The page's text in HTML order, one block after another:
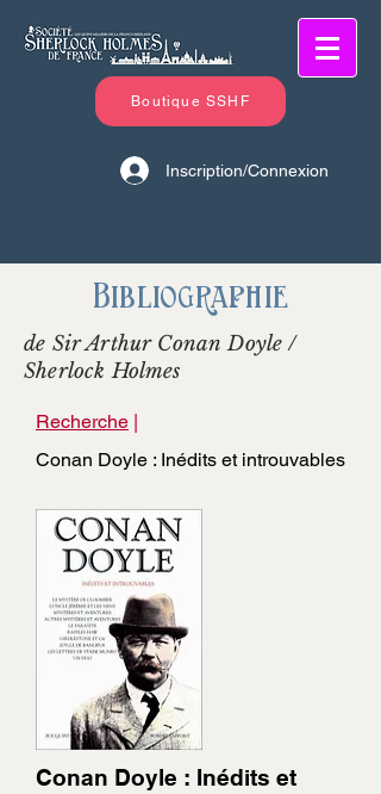
Boutique SSHF
Inscription/Connexion
Bibliographie
de Sir Arthur Conan Doyle /
Sherlock Holmes
Recherche |
Conan Doyle : Inédits et introuvables
Conan Doyle : Inédits et